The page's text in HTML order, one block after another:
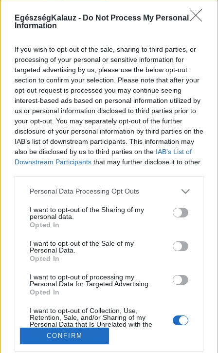
EgészségKalauz - Do Not Process My Personal
Information
If you wish to opt-out of the sale, sharing to third parties, or
processing of your personal or sensitive information for
targeted advertising by us, please use the below opt-out
section to confirm your selection. Please note that after your
opt-out request is processed you may continue seeing
interest-based ads based on personal information utilized by
us or personal information disclosed to third parties prior to
your opt-out. You may separately opt-out of the further
disclosure of your personal information by third parties on the
IAB’s list of downstream participants. This information may
also be disclosed by us to third parties on the IAB’s List of
Downstream Participants that may further disclose it to other
Please note that this website/app uses one or more Google
not limited to your visit or usage behaviour. You may click to
grant or deny consent to Google and its third-party tags to
use your data for below specified purposes in below Google
consent section.
Personal Data Processing Opt Outs
I want to opt-out of the Sharing of my
personal data.
Opted In
I want to opt-out of the Sale of my
Personal Data.
Opted In
I want to opt-out of processing my
Personal Data for Targeted Advertising.
Opted In
I want to opt-out of Collection, Use,
Retention, Sale, and/or Sharing of my
Personal Data that Is Unrelated with the
Purposes for which it was collected.
Opted Out
CONFIRM
Szürkehályog műtét
Vízszerű hasmenés
Napallergia kezelése
Fülgyulladás kezelése
Összes Kezelés
Életmódváltás
Kutatás
Betegségek A-Z
Vizsgálat
Kezelés
Kutatás
Prevenció
Hírek
Kisállatok egészsége
#orvosmeteorológia#vérnyomás#stroke
#rákbetegség
#pajzsmirigy#reflux#ekcéma#herpesz
Regisztráció
Gyógyszertár